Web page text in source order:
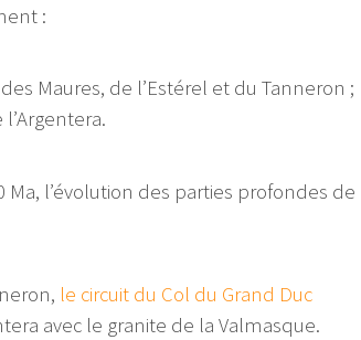
:
Maures, de l’Estérel et du Tanneron ;
l’Argentera.
Ma, l’évolution des parties profondes
le circuit du Col du Grand Duc
avec le granite de la Valmasque.